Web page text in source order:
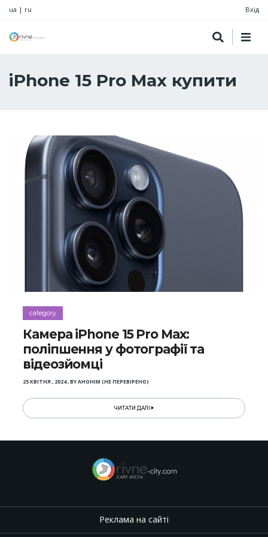
ua | ru Вхід
iPhone 15 Pro Max купити
category
Камера iPhone 15 Pro Max:
поліпшення у фотографії та
відеозйомці
25 КВІТНЯ , 2024,BYАНОНІМ (НЕ ПЕРЕВІРЕНО)
ЧИТАТИ ДАЛІ
Реклама на сайті